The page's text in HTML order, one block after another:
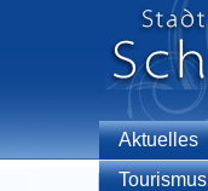
Aktuelles
Tourismus